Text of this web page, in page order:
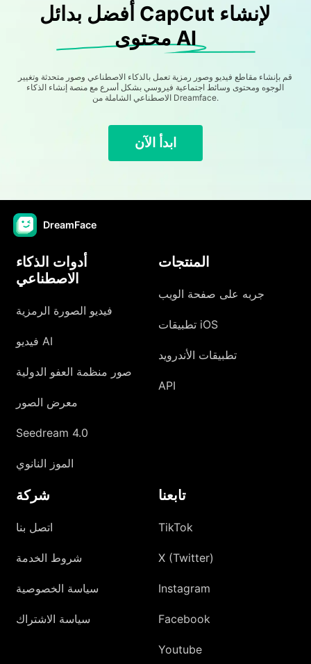
أفضل بدائل CapCut لإنشاء
محتوى AI
قم بإنشاء مقاطع فيديو وصور رمزية تعمل بالذكاء الاصطناعي وصور متحدثة وتغيير
الوجوه ومحتوى وسائط اجتماعية فيروسي بشكل أسرع مع منصة إنشاء الذكاء
الاصطناعي الشاملة من Dreamface.
ابدأ الآن
DreamFace
أدوات الذكاء
الاصطناعي
فيديو الصورة الرمزية
فيديو AI
صور منظمة العفو الدولية
معرض الصور
Seedream 4.0
الموز النانوي
المنتجات
جربه على صفحة الويب
تطبيقات iOS
تطبيقات الأندرويد
API
شركة
اتصل بنا
شروط الخدمة
سياسة الخصوصية
سياسة الاشتراك
تابعنا
TikTok
X (Twitter)
Instagram
Facebook
Youtube